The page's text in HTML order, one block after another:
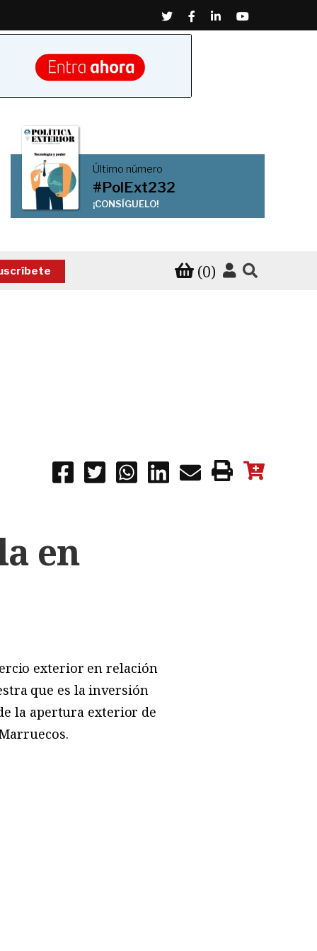
TwitterFacebook
LinkedinYoutube
Último número
#PolExt232
¡CONSÍGUELO!
(0)
en
exterior en relación
que es la inversión
la apertura exterior de